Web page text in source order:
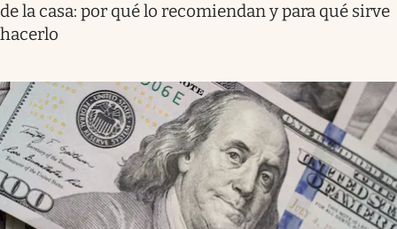
de la casa: por qué lo recomiendan y para qué sirve
hacerlo